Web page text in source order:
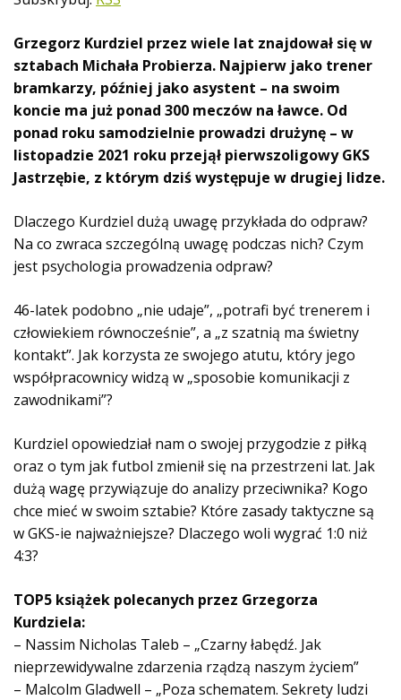
a
z
a
c
z
p
l
i
ó
w
d
w
i
ę
k
o
y
c
h
Grzegorz Kurdziel przez wiele lat znajdował się w
sztabach Michała Probierza. Najpierw jako trener
bramkarzy, później jako asystent – na swoim
koncie ma już ponad 300 meczów na ławce. Od
ponad roku samodzielnie prowadzi drużynę – w
listopadzie 2021 roku przejął pierwszoligowy GKS
Jastrzębie, z którym dziś występuje w drugiej lidze.
Dlaczego Kurdziel dużą uwagę przykłada do odpraw?
Na co zwraca szczególną uwagę podczas nich? Czym
jest psychologia prowadzenia odpraw?
46-latek podobno „nie udaje”, „potrafi być trenerem i
człowiekiem równocześnie”, a „z szatnią ma świetny
kontakt”. Jak korzysta ze swojego atutu, który jego
współpracownicy widzą w „sposobie komunikacji z
zawodnikami”?
Kurdziel opowiedział nam o swojej przygodzie z piłką
oraz o tym jak futbol zmienił się na przestrzeni lat. Jak
dużą wagę przywiązuje do analizy przeciwnika? Kogo
chce mieć w swoim sztabie? Które zasady taktyczne są
w GKS-ie najważniejsze? Dlaczego woli wygrać 1:0 niż
4:3?
TOP5 książek polecanych przez Grzegorza
Kurdziela:
– Nassim Nicholas Taleb – „Czarny łabędź. Jak
nieprzewidywalne zdarzenia rządzą naszym życiem”
– Malcolm Gladwell – „Poza schematem. Sekrety ludzi